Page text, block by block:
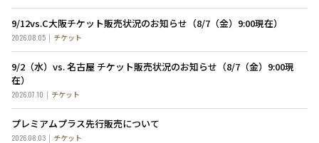
9/12vs.C大阪チケット販売状況のお知らせ（8/7（金）9:00現在）
2026.08.05 チケット
9/2（水）vs. 名古屋 チケット販売状況のお知らせ（8/7（金）9:00現
在）
2026.07.10 チケット
プレミアムプラス先行販売について
2026.08.03 チケット